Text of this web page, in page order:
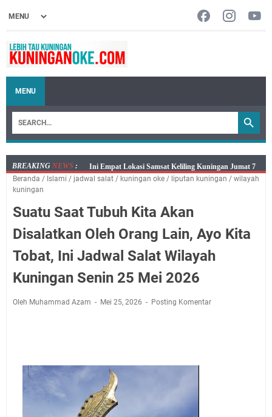
MENU
BREAKING NEWS :
Jumat 7 Agustus 2026 Mobil SIM Keliling Ada di
Kecamatan Sindangagung
Dicabut Dari Hidupmu, Kamu Akan Tetap Berjalan
Kelaparan Meskipun Memiliki Sekarung Penuh Uang
Salat Lima Waktu itu Bukan Cuma Kewajiban, Tapi
juga Tempat Beristirahat yang Paling Menenangkan, Ini
Jadwal Salat Wilayah Kuningan Jumat 7 Agustus 2026
Sangat Seru
Uniku Jadi Tuan Rumah Pendampingan Penyusunan
Dokumen SPMI
Sudahkah Kita Merdeka Dari Hawa Nafsu?
Info Sembako di Pasar Kepuh Kuningan Kamis 6
Beranda / Islami / jadwal salat / kuningan oke / liputan kuningan / wilayah
kuningan
Suatu Saat Tubuh Kita Akan
Disalatkan Oleh Orang Lain, Ayo Kita
Tobat, Ini Jadwal Salat Wilayah
Kuningan Senin 25 Mei 2026
Oleh Muhammad Azam Mei 25, 2026 Posting Komentar